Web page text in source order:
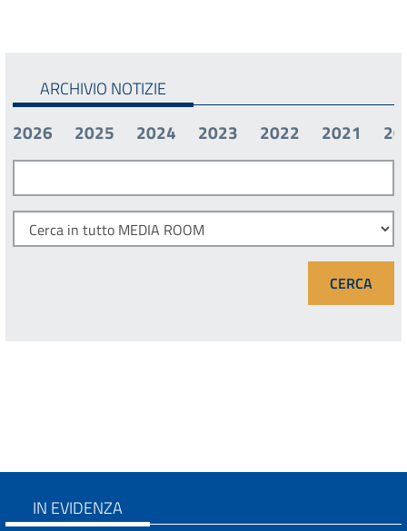
ARCHIVIO NOTIZIE
2026
2025 2024 2023 2022 2021
IN EVIDENZA